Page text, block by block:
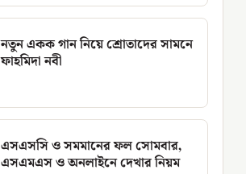
নতুন একক গান নিয়ে শ্রোতাদের সামনে
ফাহমিদা নবী
এসএসসি ও সমমানের ফল সোমবার,
এসএমএস ও অনলাইনে দেখার নিয়ম